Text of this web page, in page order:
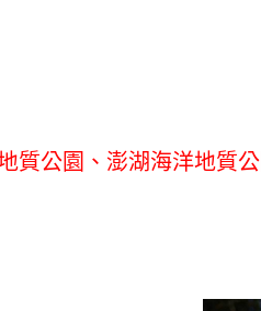
質公園、澎湖海洋地質